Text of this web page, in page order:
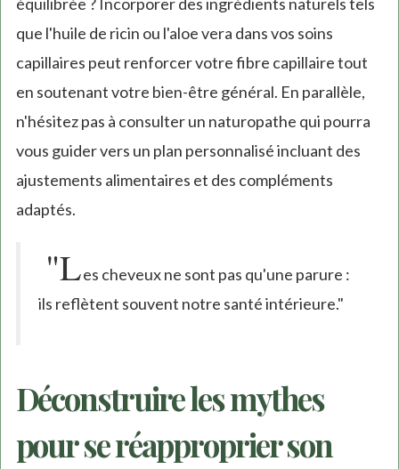
que l'huile de ricin ou l'aloe vera dans vos soins
capillaires peut renforcer votre fibre capillaire tout
en soutenant votre bien-être général. En parallèle,
n'hésitez pas à consulter un naturopathe qui pourra
vous guider vers un plan personnalisé incluant des
ajustements alimentaires et des compléments
adaptés.
"Les cheveux ne sont pas qu'une parure :
ils reflètent souvent notre santé intérieure."
Déconstruire les mythes
pour se réapproprier son